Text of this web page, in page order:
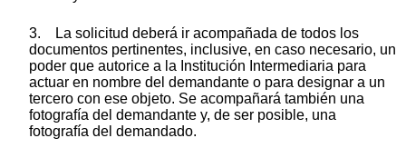
3. La solicitud deberá ir acompañada de todos los
documentos pertinentes, inclusive, en caso necesario, un
poder que autorice a la Institución Intermediaria para
actuar en nombre del demandante o para designar a un
tercero con ese objeto. Se acompañará también una
fotografía del demandante y, de ser posible, una
fotografía del demandado.